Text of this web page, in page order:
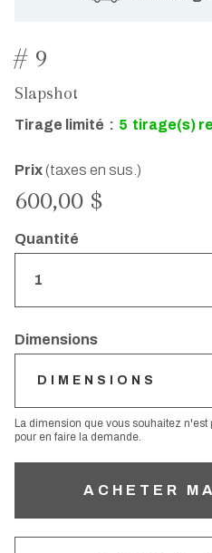
# 9
Slapshot
Tirage limité : 5 tirage(s)
Prix(taxes en sus.)
600,00 $
Quantité
Dimensions
La dimension que vous souhaitez n'est
pour en faire la demande.
ACHETER